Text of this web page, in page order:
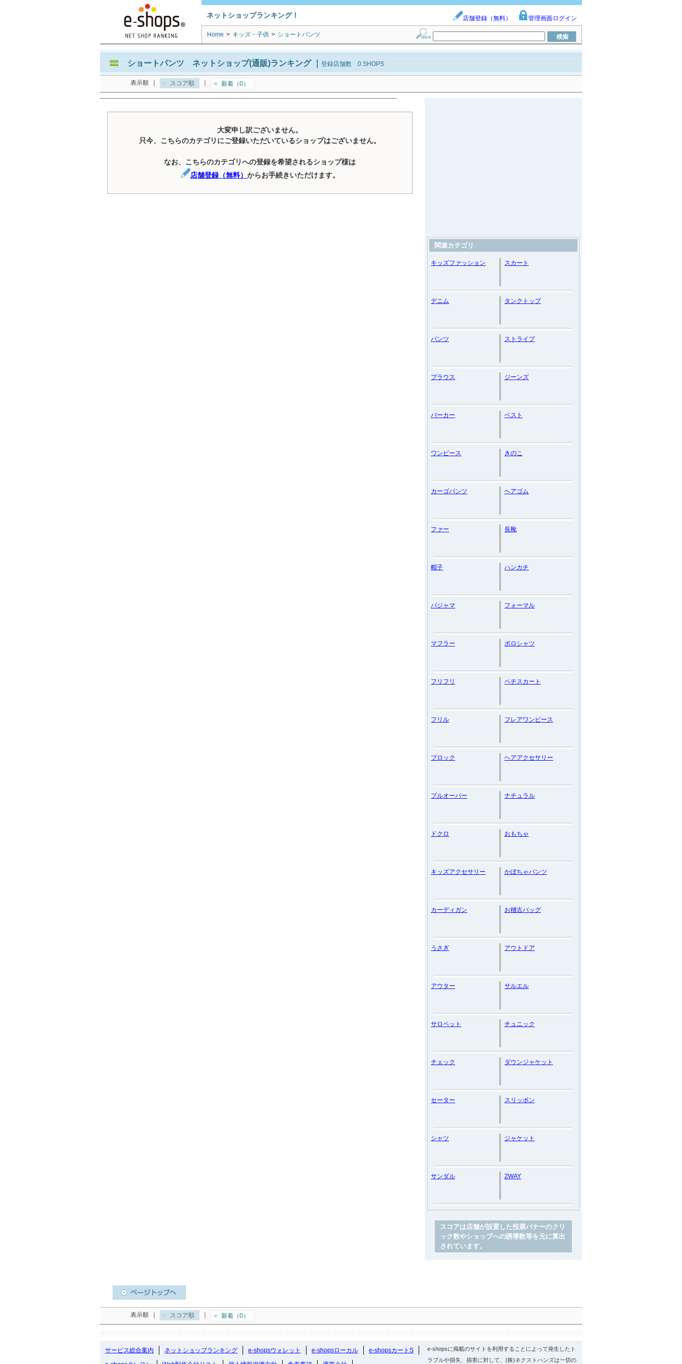
ネットショップランキング！ 店舗登録（無料） 管理画面ログイン
Home > キッズ・子供 > ショートパンツ
ショートパンツ ネットショップ(通販)ランキング｜ 登録店舗数 0 SHOPS
表示順 スコア順 新着（0）
大変申し訳ございません。
只今、こちらのカテゴリにご登録いただいているショップはございません。
なお、こちらのカテゴリへの登録を希望されるショップ様は
店舗登録（無料） からお手続きいただけます。
関連カテゴリ
キッズファッション スカート
デニム タンクトップ
パンツ ストライプ
ブラウス ジーンズ
パーカー ベスト
ワンピース きのこ
カーゴパンツ ヘアゴム
ファー 長靴
帽子 ハンカチ
パジャマ フォーマル
マフラー ポロシャツ
フリフリ ペチスカート
フリル フレアワンピース
ブロック ヘアアクセサリー
プルオーバー ナチュラル
ドクロ おもちゃ
キッズアクセサリー かぼちゃパンツ
カーディガン お稽古バッグ
うさぎ アウトドア
アウター サルエル
サロペット チュニック
チェック ダウンジャケット
セーター スリッポン
シャツ ジャケット
サンダル 2WAY
スコアは店舗が設置した投票バナーのクリ
ック数やショップへの誘導数等を元に算出
されています。
表示順 スコア順 新着（0）
サービス総合案内 ネットショップランキング e-shopsウォレット e-shopsローカル
e-shopsカートS
e-shopsに掲載のサイトを利用することによって発生したト
ラブルや損失、損害に対して、(株)ネクストハンズは一切の